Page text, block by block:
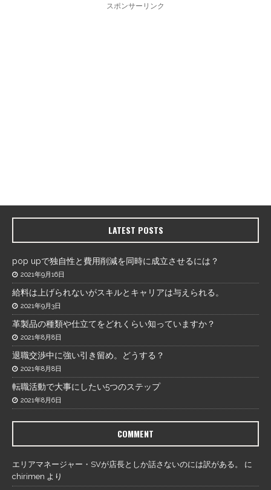
スポンサーリンク
LATEST POSTS
pop upで独自性と費用削減を同時に成立させるには？
2021年9月16日
給料は上げられないがスキルとキャリアは与えられる。
2021年9月3日
革製品の種類や仕立てをどれくらい知っていますか？
2021年8月8日
退職交渉中に強い引き留め。どうする？
2021年8月8日
転職活動で大事にしたい5つのステップ
2021年8月6日
COMMENT
エリアマネージャー・SVが店長としか話さないのには訳がある。
に
chirimen より